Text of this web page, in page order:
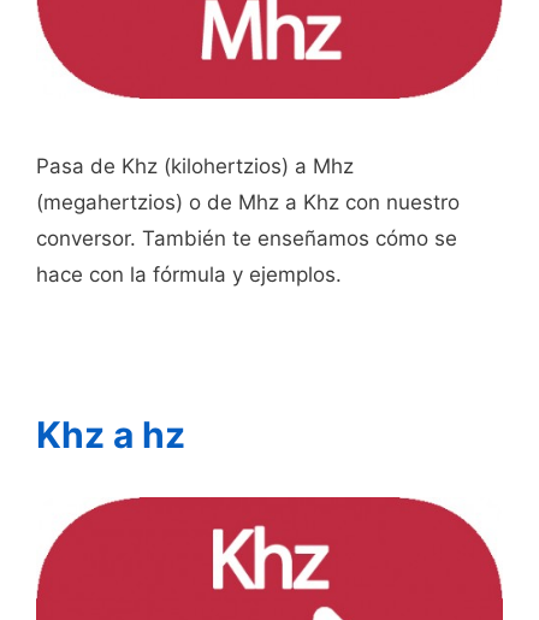
Pasa de Khz (kilohertzios) a Mhz
(megahertzios) o de Mhz a Khz con nuestro
conversor. También te enseñamos cómo se
hace con la fórmula y ejemplos.
Khz a hz